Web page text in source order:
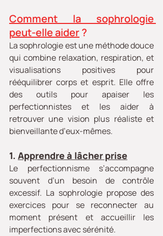
Comment la sophrologie
peut-elle aider ?
La sophrologie est une méthode douce
qui combine relaxation, respiration, et
visualisations positives pour
rééquilibrer corps et esprit. Elle offre
des outils pour apaiser les
perfectionnistes et les aider à
retrouver une vision plus réaliste et
bienveillante d’eux-mêmes.
1. Apprendre à lâcher prise
Le perfectionnisme s’accompagne
souvent d’un besoin de contrôle
excessif. La sophrologie propose des
exercices pour se reconnecter au
moment présent et accueillir les
imperfections avec sérénité.